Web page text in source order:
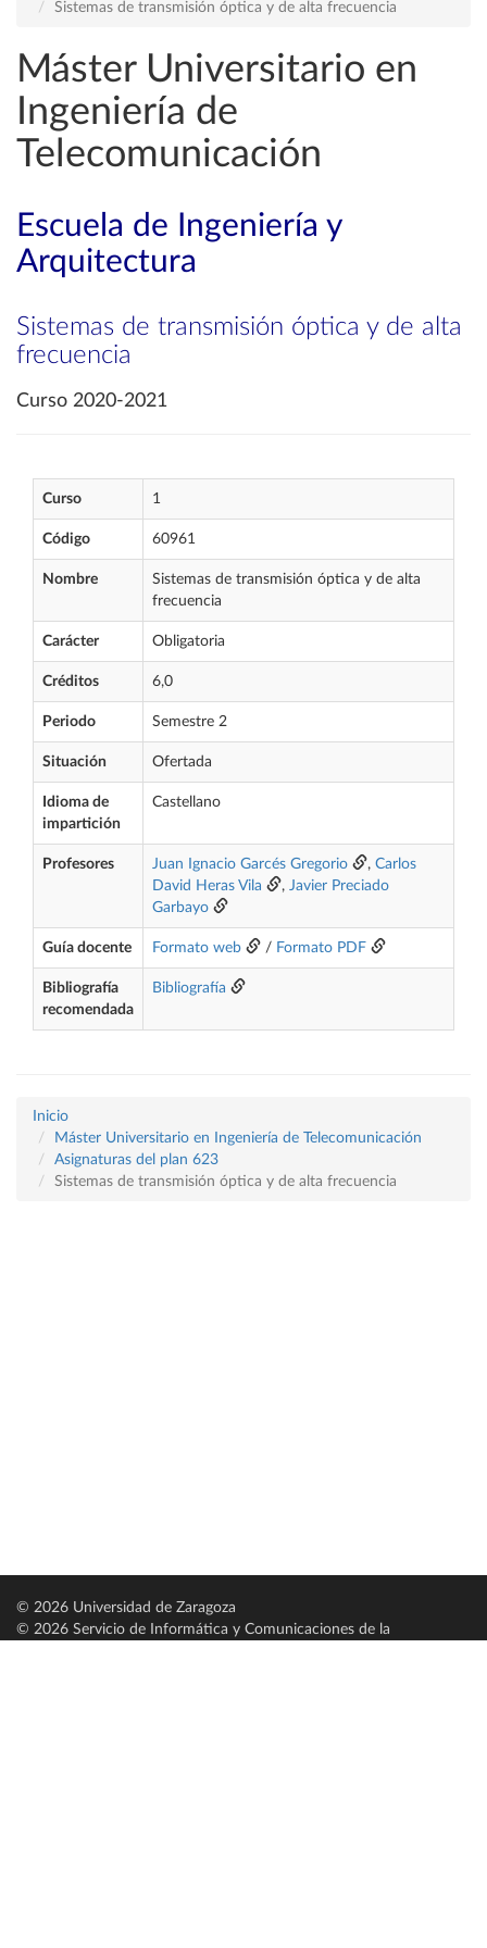
Sistemas de transmisión óptica y de alta frecuencia
Máster Universitario en
Ingeniería de
Telecomunicación
Escuela de Ingeniería y
Arquitectura
Sistemas de transmisión óptica y de alta
frecuencia
Curso 2020-2021
Curso 1
Código 60961
Nombre
Sistemas de transmisión óptica y de alta
frecuencia
Carácter Obligatoria
Créditos 6,0
Periodo Semestre 2
Situación Ofertada
Idioma de
impartición
Castellano
Profesores Juan Ignacio Garcés Gregorio , Carlos
David Heras Vila
, Javier Preciado
Garbayo
Guía docente Formato web / Formato PDF
Bibliografía
recomendada
Bibliografía
Inicio
Máster Universitario en Ingeniería de Telecomunicación
Asignaturas del plan 623
Sistemas de transmisión óptica y de alta frecuencia
© 2026 Universidad de Zaragoza
© 2026 Servicio de Informática y Comunicaciones de la